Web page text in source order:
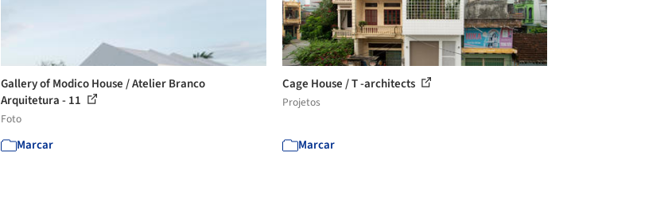
Gallery of Modico House / Atelier Branco
Arquitetura - 11
Foto
Marcar
Cage House / T -architects
Projetos
Marcar